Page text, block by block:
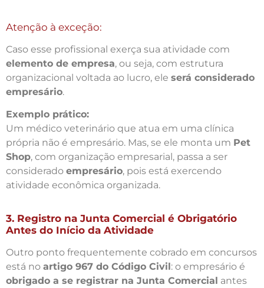
Atenção à exceção:
Caso esse profissional exerça sua atividade com
elemento de empresa, ou seja, com estrutura
organizacional voltada ao lucro, ele será considerado
empresário.
Exemplo prático:
Um médico veterinário que atua em uma clínica
própria não é empresário. Mas, se ele monta um Pet
Shop, com organização empresarial, passa a ser
considerado empresário, pois está exercendo
atividade econômica organizada.
3. Registro na Junta Comercial é Obrigatório
Antes do Início da Atividade
Outro ponto frequentemente cobrado em concursos
está no artigo 967 do Código Civil : o empresário é
obrigado a se registrar na Junta Comercial antes